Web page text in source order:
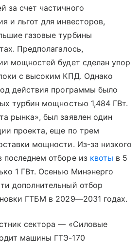
за счет частичного
и льгот для инвесторов,
газовые турбины
Предполагалось,
мощностей будет сделан упор
с высоким КПД. Однако
действия программы было
турбин мощностью 1,484 ГВт.
рынка», был заявлен один
проекта, еще по трем
мощности. Из-за низкого
последнем отборе из квоты в 5
1 ГВт. Осенью Минэнерго
дополнительный отбор
ГТБМ в 2029—2031 годах.
сектора — «Силовые
машины ГТЭ-170